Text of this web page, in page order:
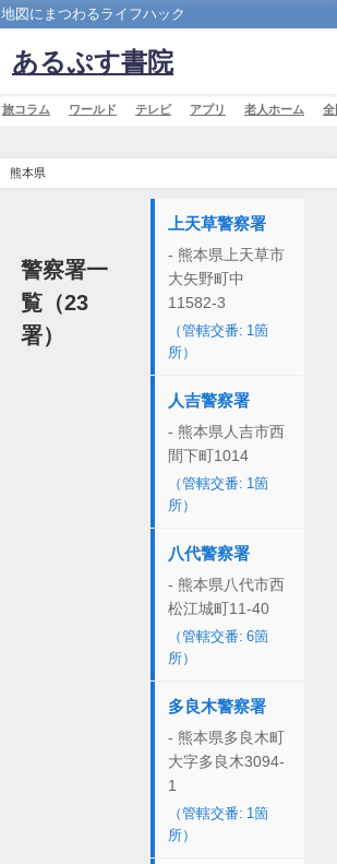
地図にまつわるライフハック
あるぷす書院
旅コラム ワールド テレビ アプリ 老人ホーム 全
熊本県
警察署一
覧（23
署）
上天草警察署
- 熊本県上天草市
大矢野町中
11582-3
（管轄交番: 1箇
所）
人吉警察署
- 熊本県人吉市西
間下町1014
（管轄交番: 1箇
所）
八代警察署
- 熊本県八代市西
松江城町11-40
（管轄交番: 6箇
所）
多良木警察署
- 熊本県多良木町
大字多良木3094-
1
（管轄交番: 1箇
所）